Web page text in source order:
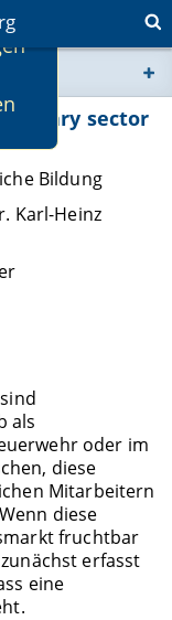
sector
Bildung
Karl-Heinz
als
oder im
diese
Mitarbeitern
diese
fruchtbar
erfasst
eine